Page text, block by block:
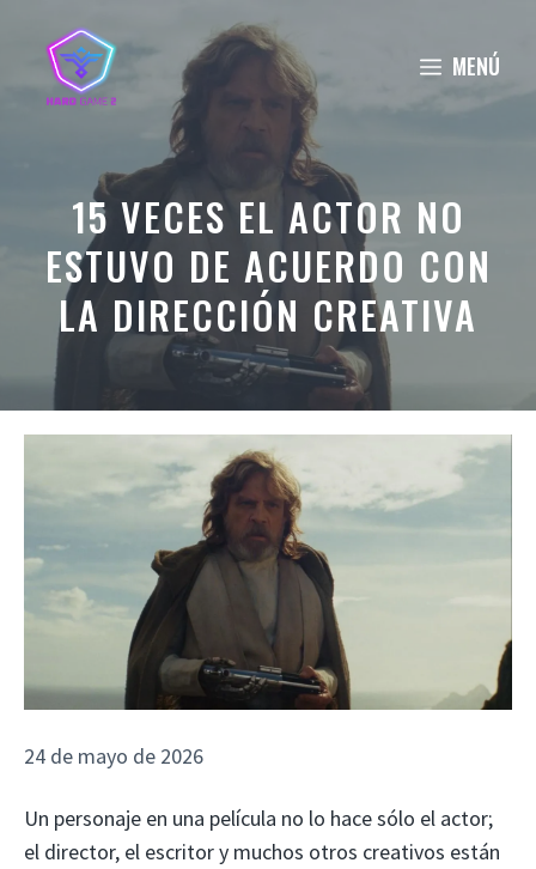
contenido
MENÚ
15 VECES EL ACTOR NO
ESTUVO DE ACUERDO CON
LA DIRECCIÓN CREATIVA
24 de mayo de 2026
Un personaje en una película no lo hace sólo el actor;
el director, el escritor y muchos otros creativos están